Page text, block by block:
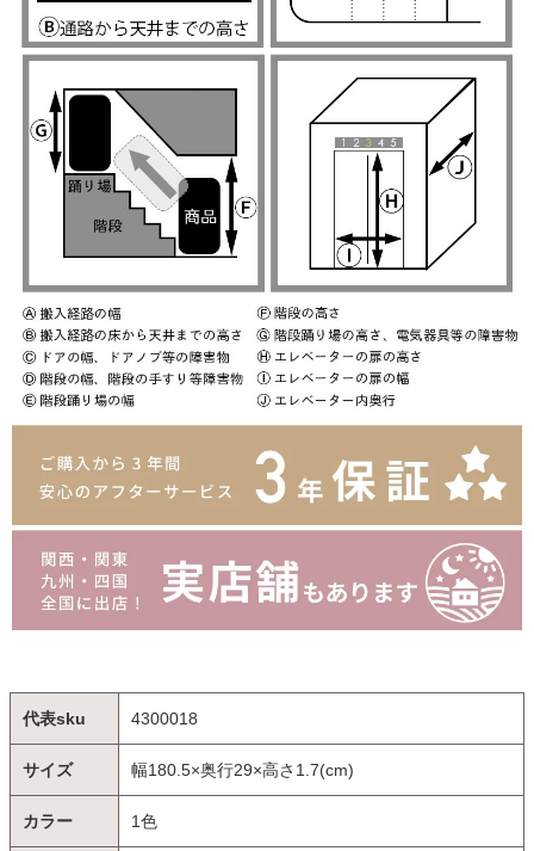
代表sku 4300018
サイズ 幅180.5×奥行29×高さ1.7(cm)
カラー 1色